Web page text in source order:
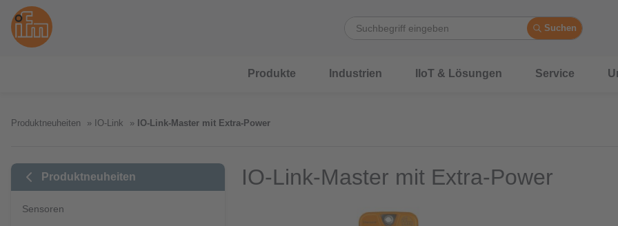
Suchen
Produkte Industrien IIoT & Lösungen Service
Produktneuheiten IO-Link IO-Link-Master mit Extra-Power
Produktneuheiten
Sensoren
IO-Link-Master mit Extra-Power